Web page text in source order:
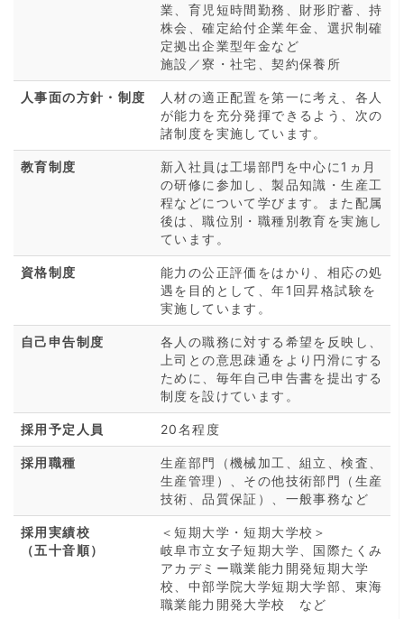
業、育児短時間勤務、財形貯蓄、持
株会、確定給付企業年金、選択制確
定拠出企業型年金など
施設／寮・社宅、契約保養所
人事面の方針・制度
人材の適正配置を第一に考え、各人
が能力を充分発揮できるよう、次の
諸制度を実施しています。
教育制度
新入社員は工場部門を中心に1ヵ月
の研修に参加し、製品知識・生産工
程などについて学びます。また配属
後は、職位別・職種別教育を実施し
ています。
資格制度
能力の公正評価をはかり、相応の処
遇を目的として、年1回昇格試験を
実施しています。
自己申告制度
各人の職務に対する希望を反映し、
上司との意思疎通をより円滑にする
ために、毎年自己申告書を提出する
制度を設けています。
採用予定人員 20名程度
採用職種
生産部門（機械加工、組立、検査、
生産管理）、その他技術部門（生産
技術、品質保証）、一般事務など
採用実績校
（五十音順）
＜短期大学・短期大学校＞
岐阜市立女子短期大学、国際たくみ
アカデミー職業能力開発短期大学
校、中部学院大学短期大学部、東海
職業能力開発大学校 など